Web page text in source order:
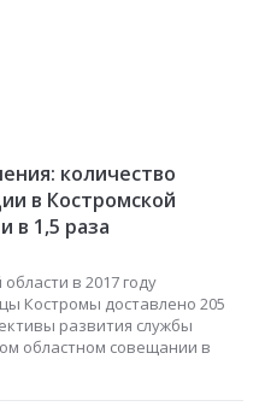
количество
в Костромской
в 1,5 раза
в 2017 году
Костромы доставлено 205
развития службы
областном совещании в